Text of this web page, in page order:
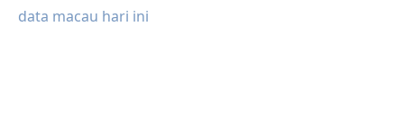
data macau hari ini